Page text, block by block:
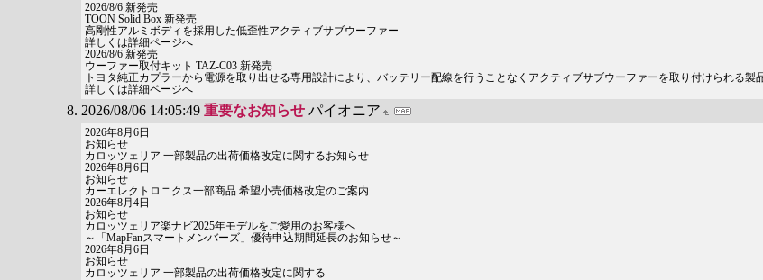
2026/8/6 新発売
TOON Solid Box 新発売
高剛性アルミボディを採用した低歪性アクティブサブウーファー
詳しくは詳細ページへ
2026/8/6 新発売
ウーファー取付キット TAZ-C03 新発売
トヨタ純正カプラーから電源を取り出せる専用設計により、バッテリー配線を行うことなくアクティブサブウーファーを取り付けられる製
詳しくは詳細ページへ
2026/08/06 14:05:49 重要なお知らせ パイオニア
2026年8月6日
お知らせ
カロッツェリア 一部製品の出荷価格改定に関するお知らせ
2026年8月6日
お知らせ
カーエレクトロニクス一部商品 希望小売価格改定のご案内
2026年8月4日
お知らせ
カロッツェリア楽ナビ2025年モデルをご愛用のお客様へ
～「MapFanスマートメンバーズ」優待申込期間延長のお知らせ～
2026年8月6日
お知らせ
カロッツェリア 一部製品の出荷価格改定に関する